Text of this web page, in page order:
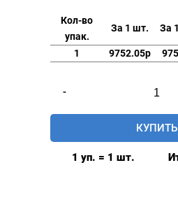
Кол-во
упак.
За 1 шт. За
1 9752.05р
-
товара
Пистолет
мебельный,
КУПИТЬ
1 уп. = 1 шт.